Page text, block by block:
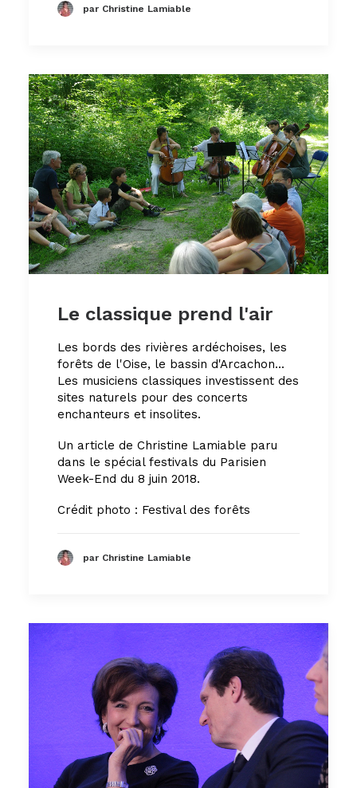
par Christine Lamiable
Le classique prend l'air
Les bords des rivières ardéchoises, les
forêts de l'Oise, le bassin d'Arcachon...
Les musiciens classiques investissent des
sites naturels pour des concerts
enchanteurs et insolites.
Un article de Christine Lamiable paru
dans le spécial festivals du Parisien
Week-End du 8 juin 2018.
Crédit photo : Festival des forêts
par Christine Lamiable